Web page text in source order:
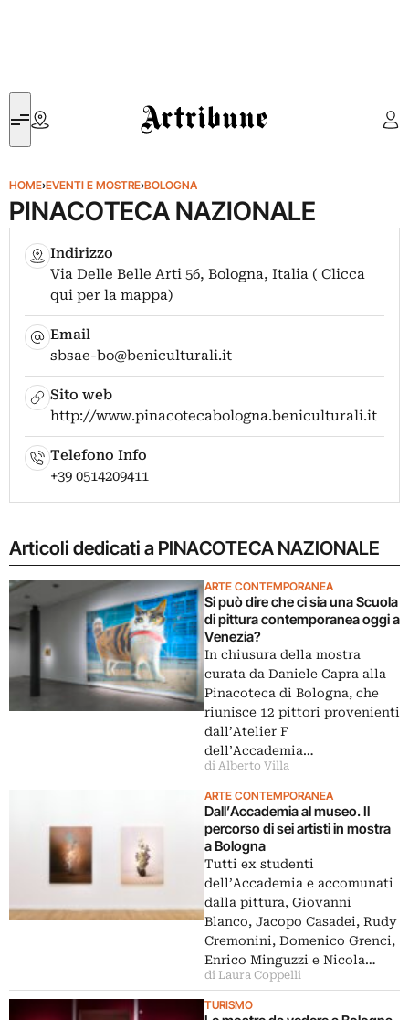
Artribune
HOME›EVENTI E MOSTRE›BOLOGNA
PINACOTECA NAZIONALE
Indirizzo
Via Delle Belle Arti 56, Bologna, Italia ( Clicca
qui per la mappa)
Email
sbsae-bo@beniculturali.it
Sito web
http://www.pinacotecabologna.beniculturali.it
Telefono Info
+39 0514209411
Articoli dedicati a PINACOTECA NAZIONALE
ARTE CONTEMPORANEA
Si può dire che ci sia una Scuola
di pittura contemporanea oggi a
Venezia?
In chiusura della mostra
curata da Daniele Capra alla
Pinacoteca di Bologna, che
riunisce 12 pittori provenienti
dall’Atelier F
dell’Accademia…
di Alberto Villa
ARTE CONTEMPORANEA
Dall’Accademia al museo. Il
percorso di sei artisti in mostra
a Bologna
Tutti ex studenti
dell’Accademia e accomunati
dalla pittura, Giovanni
Blanco, Jacopo Casadei, Rudy
Cremonini, Domenico Grenci,
Enrico Minguzzi e Nicola…
di Laura Coppelli
TURISMO